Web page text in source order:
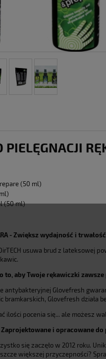
PIELĘGNACJI
(50 ml)
(50 ml)
- Zwiększ wydajność i
usuwa brud z lateksowej
o to, aby Twoje rękawiczki
antybakteryjnej Glovefresh
bramkarskich, Glovefresh działa
ilości pocenia się... ale możesz
- Zaprojektowane i opracowane
się zaczęło w 2012 roku.
większej przyczepności?